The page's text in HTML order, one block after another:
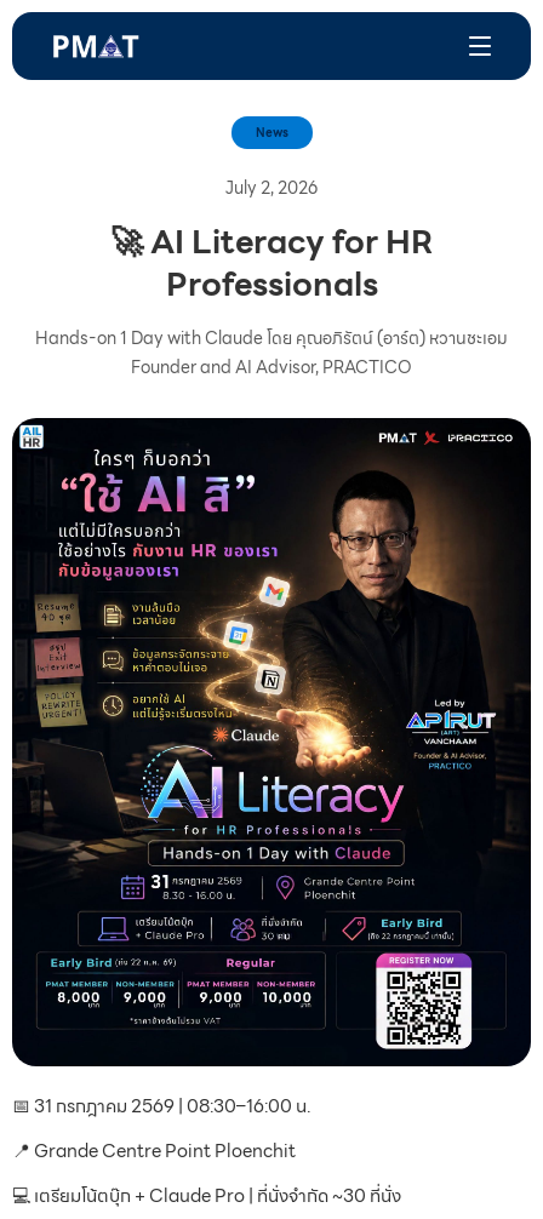
News
July 2, 2026
🚀 AI Literacy for HR
Professionals
Hands-on 1 Day with Claude โดย คุณอภิรัตน์ (อาร์ต) หวานชะเอม
Founder and AI Advisor, PRACTICO
📅 31 กรกฎาคม 2569 | 08:30–16:00 น.
📍 Grande Centre Point Ploenchit
💻 เตรียมโน้ตบุ๊ก + Claude Pro | ที่นั่งจำกัด ~30 ที่นั่ง